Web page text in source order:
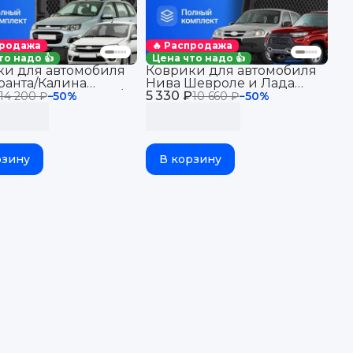
надо 👍
14 200 ₽−50%
для автомобиля
Калина
Датсун Ми-До/
🔥 Распродажа
Цена что надо 👍
5 330 ₽10 660 ₽−50%
Коврики для автомобиля
Нива Шевроле и Лада
Нива Тревел, Lada Niva
В корзину